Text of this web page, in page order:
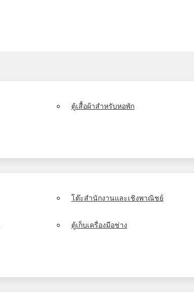
ตู้เสื้อผ้าสำหรับหอพัก
โต๊ะสำนักงานและเชิงพาณิชย์
ตู้เก็บเครื่องมือช่าง